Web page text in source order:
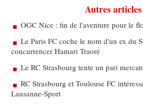
Autres articles
OGC Nice : fin de l'aventure pour le
Le Paris FC coche le nom d'un ex du
concurrencer Hamari Traoré
Le RC Strasbourg tente un pari
RC Strasbourg et Toulouse FC
Lausanne-Sport